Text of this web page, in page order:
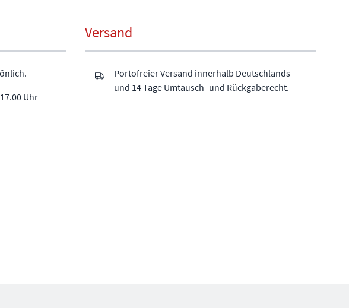
Uhr
Versand
Portofreier Versand innerhalb Deutschlands
und 14 Tage Umtausch- und Rückgaberecht.